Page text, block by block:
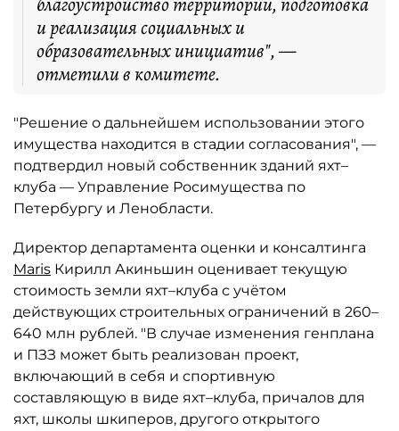
и реализация социальных и
образовательных инициатив", —
отметили в комитете.
"Решение о дальнейшем использовании этого
имущества находится в стадии согласования", —
подтвердил новый собственник зданий яхт–
клуба — Управление Росимущества по
Петербургу и Ленобласти.
Директор департамента оценки и консалтинга
Maris Кирилл Акиньшин оценивает текущую
стоимость земли яхт–клуба с учётом
действующих строительных ограничений в 260–
640 млн рублей. "В случае изменения генплана
и ПЗЗ может быть реализован проект,
включающий в себя и спортивную
составляющую в виде яхт–клуба, причалов для
яхт, школы шкиперов, другого открытого